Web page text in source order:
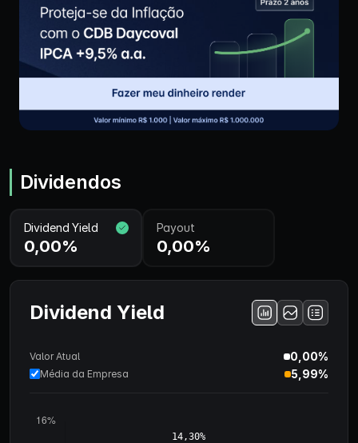
Dividendos
Dividend Yield
0,00%
Payout
0,00%
Dividend Yield
Valor Atual 0,00%
Média da Empresa 5,99%